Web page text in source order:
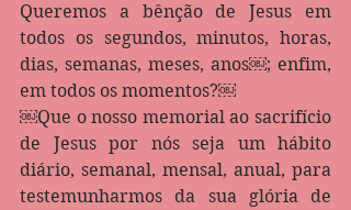
Queremos a bênção de Jesus em
todos os segundos, minutos, horas,
dias, semanas, meses, anos￼; enfim,
em todos os momentos?￼
￼Que o nosso memorial ao sacrifício
de Jesus por nós seja um hábito
diário, semanal, mensal, anual, para
testemunharmos da sua glória de